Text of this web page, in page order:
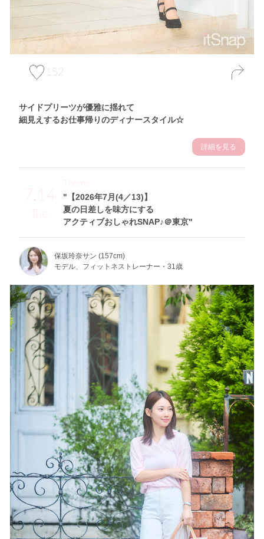
152
サイドプリーツが優雅に揺れて
細見えするお仕事帰りのディナースタイル☆
詳細を見る
7.14
Tue
"【2026年7月(4／13)】
夏の日差しを味方にする
アクティブおしゃれSNAP♪＠東京"
Theme
保坂玲奈サン (157cm)
モデル、フィットネストレーナー・31歳